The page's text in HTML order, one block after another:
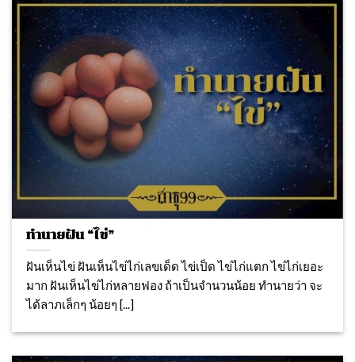
ทำนายฝัน “ไข่”
ฝันเห็นไข่ ฝันเห็นไข่ไก่เลขเด็ด ไข่เป็ด ไข่ไก่แตก ไข่ไก่เยอะ
มาก ฝันเห็นไข่ไก่หลายฟอง ถ้าเป็นจำนวนน้อย ทำนายว่า จะ
ได้ลาภเล็กๆ น้อยๆ [...]